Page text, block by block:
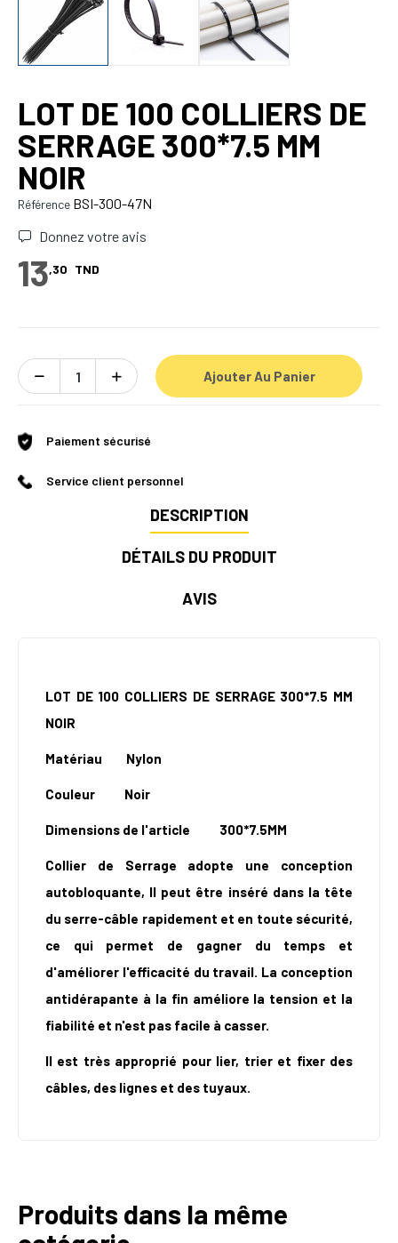
LOT DE 100 COLLIERS DE
SERRAGE 300*7.5 MM
NOIR
Référence BSI-300-47N
Donnez votre avis
13,30 TND
Ajouter Au Panier
Paiement sécurisé
Service client personnel
DESCRIPTION
DÉTAILS DU PRODUIT
AVIS
LOT DE 100 COLLIERS DE SERRAGE 300*7.5 MM
NOIR
Matériau Nylon
Couleur Noir
Dimensions de l'article 300*7.5MM
Collier de Serrage adopte une conception
autobloquante, Il peut être inséré dans la tête
du serre-câble rapidement et en toute sécurité,
ce qui permet de gagner du temps et
d'améliorer l'efficacité du travail. La conception
antidérapante à la fin améliore la tension et la
fiabilité et n'est pas facile à casser.
Il est très approprié pour lier, trier et fixer des
câbles, des lignes et des tuyaux.
Produits dans la même